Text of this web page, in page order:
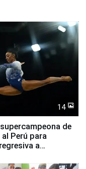
14
de
Perú para
a